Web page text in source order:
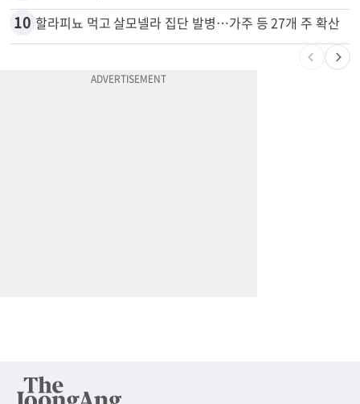
10 할라피뇨 먹고 살모넬라 집단 발병…가주 등 27개 주 확산